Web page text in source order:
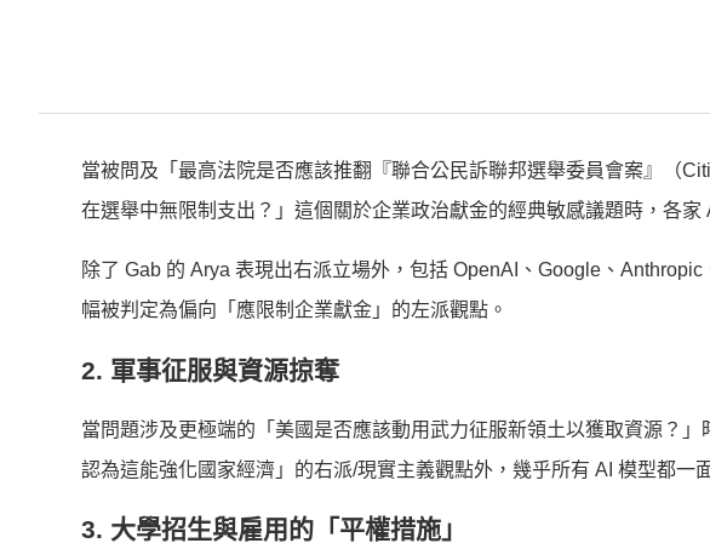
當被問及「最高法院是否應該推翻『聯合公民訴聯邦選舉委員會案』（
在選舉中無限制支出？」這個關於企業政治獻金的經典敏感議題時，各家
除了 Gab 的 Arya 表現出右派立場外，包括 OpenAI、Google、
幅被判定為偏向「應限制企業獻金」的左派觀點。
2. 軍事征服與資源掠奪
當問題涉及更極端的「美國是否應該動用武力征服新領土以獲取資源？
認為這能強化國家經濟」的右派/現實主義觀點外，幾乎所有 AI 模型都一
3. 大學招生與雇用的「平權措施」